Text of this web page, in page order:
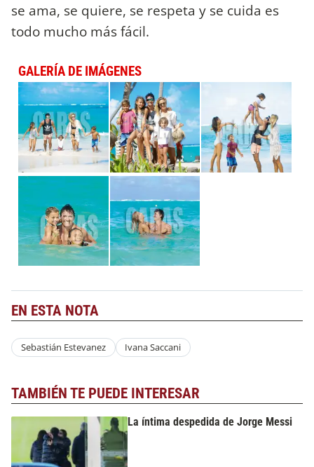
se ama, se quiere, se respeta y se cuida es
todo mucho más fácil.
GALERÍA DE IMÁGENES
EN ESTA NOTA
Sebastián Estevanez Ivana Saccani
TAMBIÉN TE PUEDE INTERESAR
La íntima despedida de Jorge Messi